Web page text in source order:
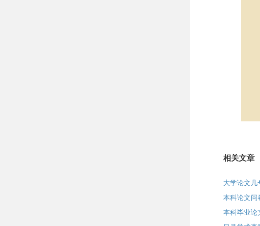
相关文章
大学论文几
本科论文问
本科毕业论